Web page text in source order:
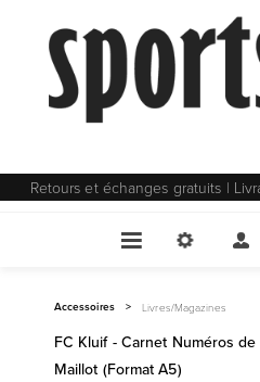
Retours et échanges gratuits |
Accessoires > Livres/Magazines
FC Kluif - Carnet Numéros de
Maillot (Format A5)